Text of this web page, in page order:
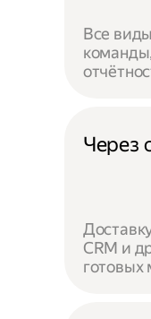
Все
Через
CRM и
готовых